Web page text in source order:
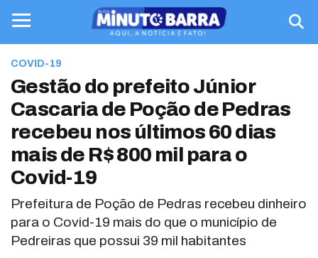
COVID-19
Gestão do prefeito Júnior
Cascaria de Poção de Pedras
recebeu nos últimos 60 dias
mais de R$ 800 mil para o
Covid-19
Prefeitura de Poção de Pedras recebeu dinheiro
para o Covid-19 mais do que o município de
Pedreiras que possui 39 mil habitantes